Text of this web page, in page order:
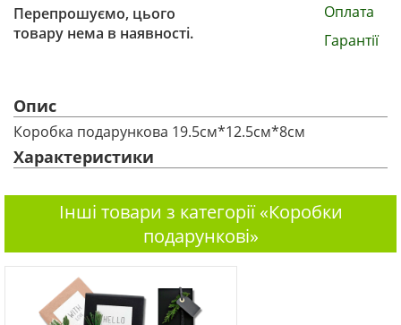
Перепрошуємо, цього
товару нема в наявності.
Оплата
Гарантії
Опис
Коробка подарункова 19.5см*12.5см*8см
Характеристики
Інші товари з категорії «Коробки
подарункові»